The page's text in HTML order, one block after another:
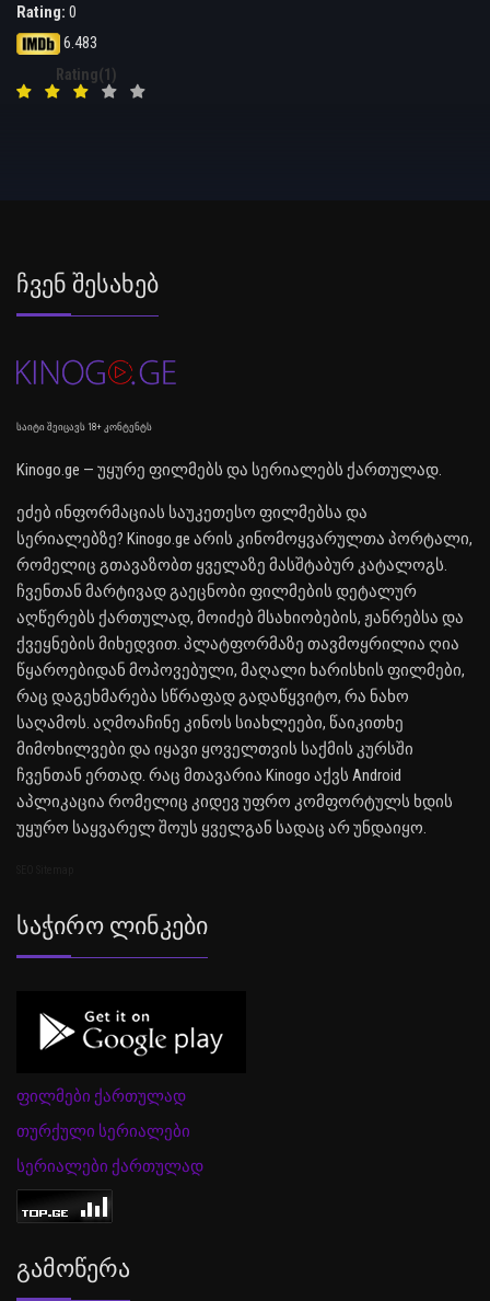
Rating: 0
6.483
Rating(1)
Ჩვენ Შესახებ
საიტი შეიცავს 18+ კონტენტს
Kinogo.ge — უყურე ფილმებს და სერიალებს ქართულად.
ეძებ ინფორმაციას საუკეთესო ფილმებსა და
სერიალებზე? Kinogo.ge არის კინომოყვარულთა პორტალი,
რომელიც გთავაზობთ ყველაზე მასშტაბურ კატალოგს.
ჩვენთან მარტივად გაეცნობი ფილმების დეტალურ
აღწერებს ქართულად, მოიძებ მსახიობების, ჟანრებსა და
ქვეყნების მიხედვით. პლატფორმაზე თავმოყრილია ღია
წყაროებიდან მოპოვებული, მაღალი ხარისხის ფილმები,
რაც დაგეხმარება სწრაფად გადაწყვიტო, რა ნახო
საღამოს. აღმოაჩინე კინოს სიახლეები, წაიკითხე
მიმოხილვები და იყავი ყოველთვის საქმის კურსში
ჩვენთან ერთად. რაც მთავარია Kinogo აქვს Android
აპლიკაცია რომელიც კიდევ უფრო კომფორტულს ხდის
უყურო საყვარელ შოუს ყველგან სადაც არ უნდაიყო.
Საჭირო Ლინკები
ფილმები ქართულად
თურქული სერიალები
სერიალები ქართულად
Გამოწერა